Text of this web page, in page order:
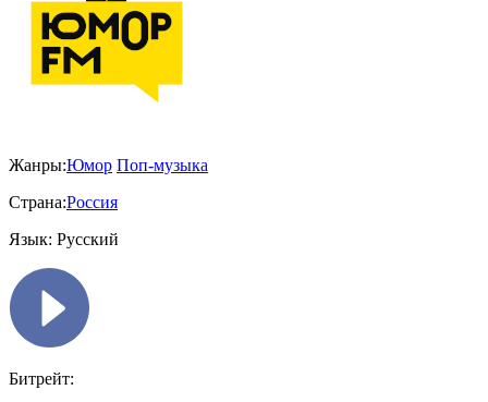
Жанры:Юмор Поп-музыка
Страна:Россия
Язык: Русский
Битрейт: